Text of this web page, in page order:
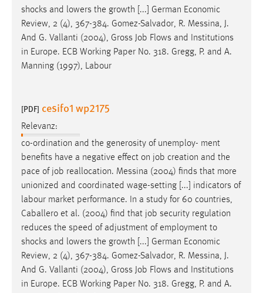
shocks and lowers the growth [...] German Economic
Review, 2 (4), 367-384. Gomez-Salvador, R. Messina, J.
And G. Vallanti (2004), Gross Job Flows and Institutions
in Europe. ECB Working Paper No. 318. Gregg, P. and A.
Manning (1997), Labour
[PDF] cesifo1 wp2175
Relevanz:
co-ordination and the generosity of unemploy- ment
benefits have a negative effect on job creation and the
pace of job reallocation. Messina (2004) finds that more
unionized and coordinated wage-setting [...] indicators of
labour market performance. In a study for 60 countries,
Caballero et al. (2004) find that job security regulation
reduces the speed of adjustment of employment to
shocks and lowers the growth [...] German Economic
Review, 2 (4), 367-384. Gomez-Salvador, R. Messina, J.
And G. Vallanti (2004), Gross Job Flows and Institutions
in Europe. ECB Working Paper No. 318. Gregg, P. and A.
EXTERNE MEDIEN
Um Inhalte von Videoplattformen und Social Media
Plattformen anzeigen zu können, werden von diesen
externen Medien Cookies gesetzt.
Vimeo